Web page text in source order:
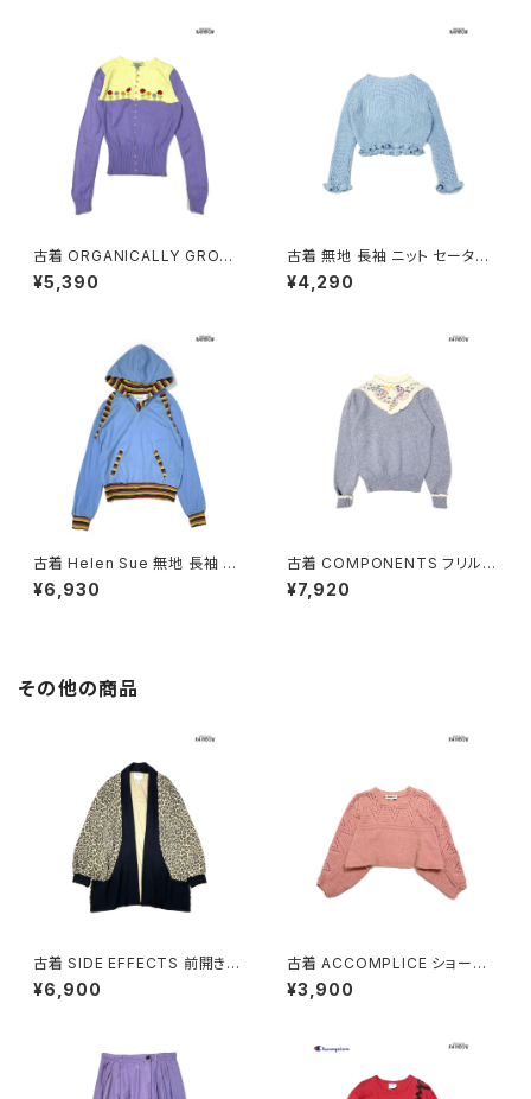
古着 ORGANICALLY GROW
N by APPEJA 刺繍 花柄 長袖
ニット セーター 黄 紫 (ttu2603
¥5,390
古着 無地 長袖 ニット セーター
青 水色 (ttu2603026)
¥4,290
古着 Helen Sue 無地 長袖 ニ
ット パーカー セーター 青 (ttu2
601219)
¥6,930
古着 COMPONENTS フリル
花柄 刺繍 ハイネック ウール 長
袖 ニット セーター 水色 ベージ
¥7,920
その他の商品
古着 SIDE EFFECTS 前開き
総柄 レオパード柄 長袖 ニット
アウター ベージュ (ttu250905
¥6,900
古着 ACCOMPLICE ショート
丈 アメリカ製 無地 長袖 ニット
セーター ピンク (ttu2501058)
¥3,900